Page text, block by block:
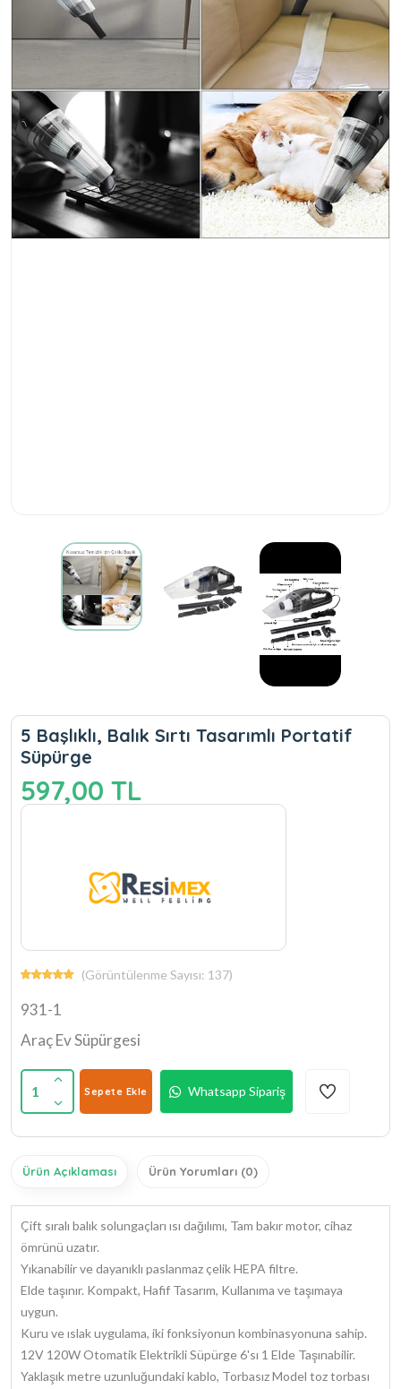
5 Başlıklı, Balık Sırtı Tasarımlı Portatif
Süpürge
597,00 TL
(Görüntülenme Sayısı: 137)
931-1
Araç Ev Süpürgesi
1 Sepete Ekle Whatsapp Sipariş
Ürün Açıklaması Ürün Yorumları (0)
Çift sıralı balık solungaçları ısı dağılımı, Tam bakır motor, cihaz
ömrünü uzatır.
Yıkanabilir ve dayanıklı paslanmaz çelik HEPA filtre.
Elde taşınır. Kompakt, Hafif Tasarım, Kullanıma ve taşımaya
uygun.
Kuru ve ıslak uygulama, iki fonksiyonun kombinasyonuna sahip.
12V 120W Otomatik Elektrikli Süpürge 6'sı 1 Elde Taşınabilir.
Yaklaşık metre uzunluğundaki kablo, Torbasız Model toz torbası